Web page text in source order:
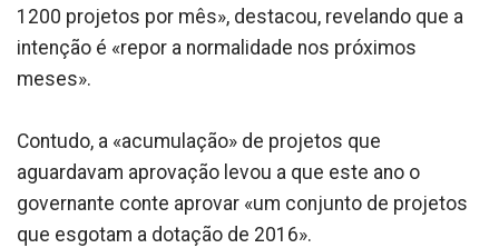
1200 projetos por mês», destacou, revelando que a
intenção é «repor a normalidade nos próximos
meses».
Contudo, a «acumulação» de projetos que
aguardavam aprovação levou a que este ano o
governante conte aprovar «um conjunto de projetos
que esgotam a dotação de 2016».